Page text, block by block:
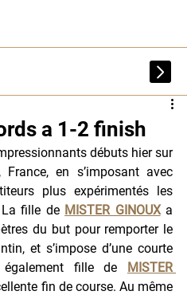
a 1-2 finish
débuts hier sur
France, en s’imposant avec
plus expérimentés les
fille de MISTER GINOUX a
du but pour remporter le
et s’impose d’une courte
fille de MISTER
fin de course. Au même